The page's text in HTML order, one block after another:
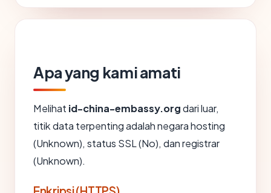
Apa yang kami amati
Melihat id-china-embassy.orgdari luar,
titik data terpenting adalah negara hosting
(Unknown), status SSL (No), dan registrar
(Unknown).